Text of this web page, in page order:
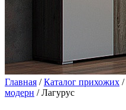
Главная /Каталог прихожих /
модерн / Лагурус